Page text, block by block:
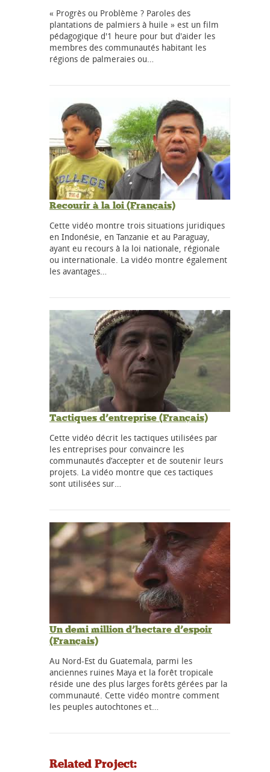
« Progrès ou Problème ? Paroles des
plantations de palmiers à huile » est un film
pédagogique d'1 heure pour but d'aider les
membres des communautés habitant les
régions de palmeraies ou…
Recourir à la loi (Français)
Cette vidéo montre trois situations juridiques
en Indonésie, en Tanzanie et au Paraguay,
ayant eu recours à la loi nationale, régionale
ou internationale. La vidéo montre également
les avantages…
Tactiques d’entreprise (Français)
Cette vidéo décrit les tactiques utilisées par
les entreprises pour convaincre les
communautés d’accepter et de soutenir leurs
projets. La vidéo montre que ces tactiques
sont utilisées sur…
Un demi million d’hectare d’espoir
(Français)
Au Nord-Est du Guatemala, parmi les
anciennes ruines Maya et la forêt tropicale
réside une des plus larges forêts gérées par la
communauté. Cette vidéo montre comment
les peuples autochtones et…
Related Project: